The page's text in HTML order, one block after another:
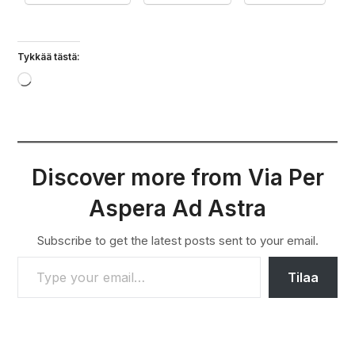
Tykkää tästä:
Loading…
Discover more from Via Per
Aspera Ad Astra
Subscribe to get the latest posts sent to your email.
TYPE YOUR EMAIL…
Tilaa